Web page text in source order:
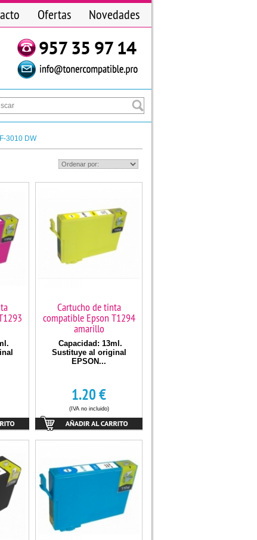
Ofertas Novedades
3010 DW
Cartucho de tinta
compatible Epson T1294
amarillo
Capacidad: 13ml.
Sustituye al original
EPSON...
1.20€
(IVA no incluido)